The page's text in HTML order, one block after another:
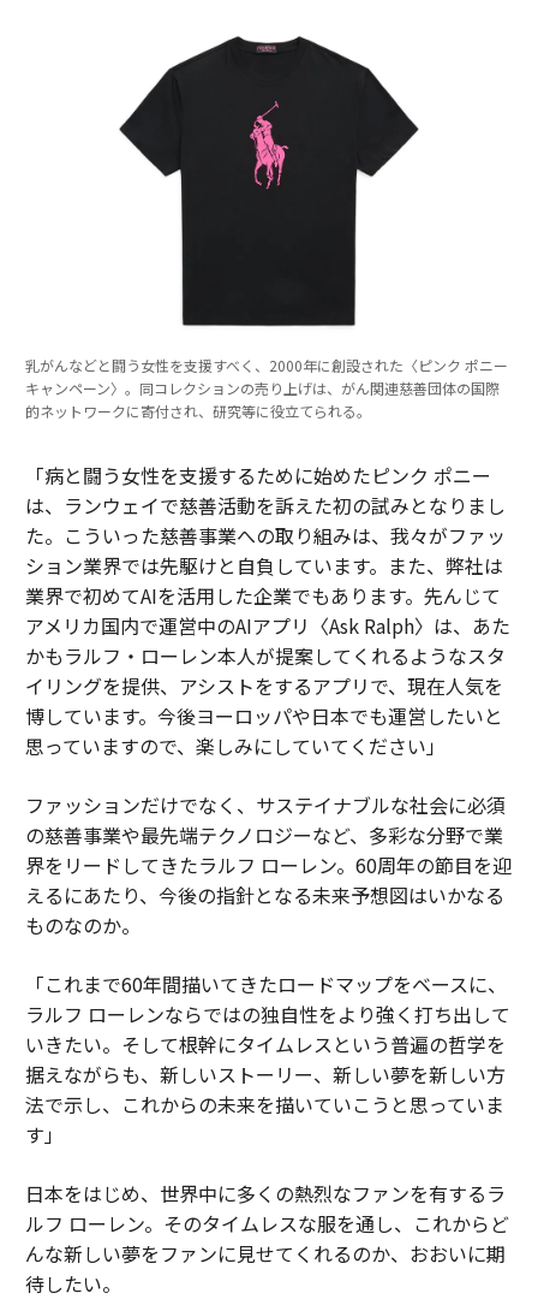
乳がんなどと闘う女性を支援すべく、2000年に創設された〈ピンク ポニー
キャンペーン〉。同コレクションの売り上げは、がん関連慈善団体の国際
的ネットワークに寄付され、研究等に役立てられる。
「病と闘う女性を支援するために始めたピンク ポニー
は、ランウェイで慈善活動を訴えた初の試みとなりまし
た。こういった慈善事業への取り組みは、我々がファッ
ション業界では先駆けと自負しています。また、弊社は
業界で初めてAIを活用した企業でもあります。先んじて
アメリカ国内で運営中のAIアプリ〈Ask Ralph〉は、あた
かもラルフ・ローレン本人が提案してくれるようなスタ
イリングを提供、アシストをするアプリで、現在人気を
博しています。今後ヨーロッパや日本でも運営したいと
思っていますので、楽しみにしていてください」
ファッションだけでなく、サステイナブルな社会に必須
の慈善事業や最先端テクノロジーなど、多彩な分野で業
界をリードしてきたラルフ ローレン。60周年の節目を迎
えるにあたり、今後の指針となる未来予想図はいかなる
ものなのか。
「これまで60年間描いてきたロードマップをベースに、
ラルフ ローレンならではの独自性をより強く打ち出して
いきたい。そして根幹にタイムレスという普遍の哲学を
据えながらも、新しいストーリー、新しい夢を新しい方
法で示し、これからの未来を描いていこうと思っていま
す」
日本をはじめ、世界中に多くの熱烈なファンを有するラ
ルフ ローレン。そのタイムレスな服を通し、これからど
んな新しい夢をファンに見せてくれるのか、おおいに期
待したい。